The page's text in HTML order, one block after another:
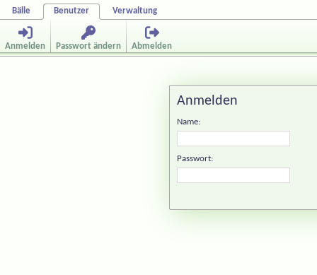
Bälle Benutzer Verwaltung
Anmelden Passwort ändern Abmelden
Anmelden
Name:
Passwort: